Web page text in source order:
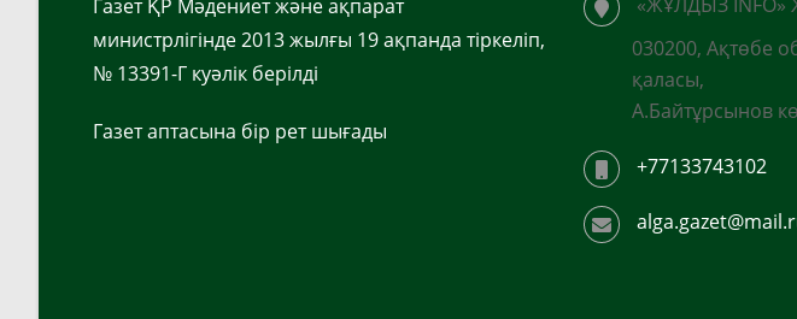
Газет ҚР Мәдениет және ақпарат
министрлігінде 2013 жылғы 19 ақпанда тіркеліп,
№ 13391-Г куәлік берілді
Газет аптасына бір рет шығады
030200, Ақтөбе
қаласы,
А.Байтұрсынов
+77133743102